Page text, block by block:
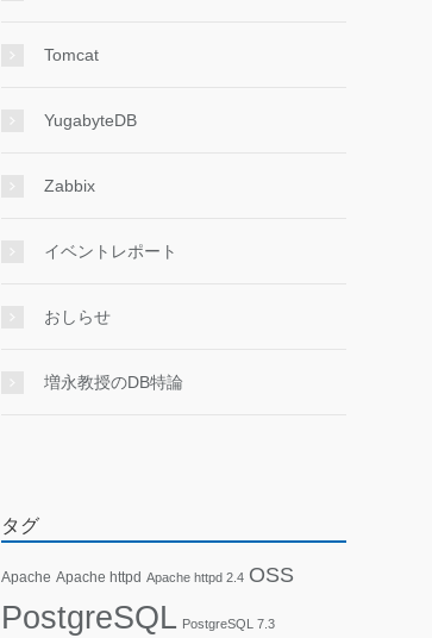
Tomcat
YugabyteDB
Zabbix
イベントレポート
おしらせ
増永教授のDB特論
タグ
Apache Apache httpd Apache httpd 2.4 OSS
PostgreSQL PostgreSQL 7.3